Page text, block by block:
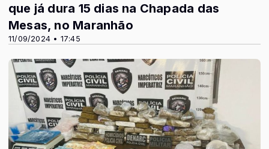
11/09/2024 • 17:45
que já dura 15 dias na Chapada das
Mesas, no Maranhão